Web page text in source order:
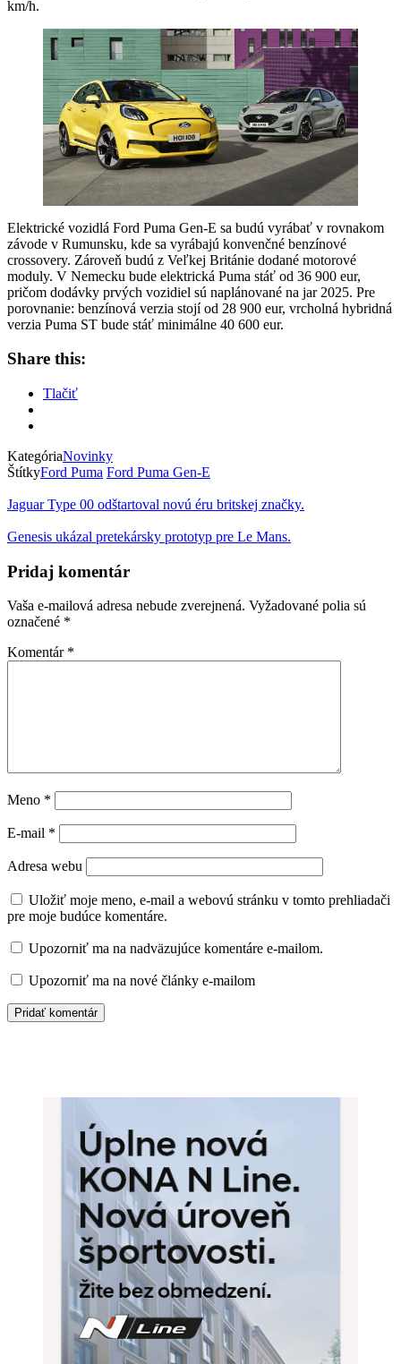
km/h.
Elektrické vozidlá Ford Puma Gen-E sa budú vyrábať v rovnakom
závode v Rumunsku, kde sa vyrábajú konvenčné benzínové
crossovery. Zároveň budú z Veľkej Británie dodané motorové
moduly. V Nemecku bude elektrická Puma stáť od 36 900 eur,
pričom dodávky prvých vozidiel sú naplánované na jar 2025. Pre
porovnanie: benzínová verzia stojí od 28 900 eur, vrcholná hybridná
verzia Puma ST bude stáť minimálne 40 600 eur.
Share this:
Tlačiť
KategóriaNovinky
ŠtítkyFord Puma Ford Puma Gen-E
Jaguar Type 00 odštartoval novú éru britskej značky.
Genesis ukázal pretekársky prototyp pre Le Mans.
Pridaj komentár
Vaša e-mailová adresa nebude zverejnená. Vyžadované polia sú
označené *
Komentár *
Meno *
E-mail *
Adresa webu
Uložiť moje meno, e-mail a webovú stránku v tomto prehliadači
pre moje budúce komentáre.
Upozorniť ma na nadväzujúce komentáre e-mailom.
Upozorniť ma na nové články e-mailom